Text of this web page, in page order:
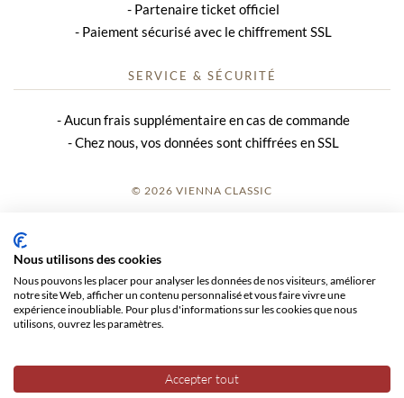
Partenaire ticket officiel
Paiement sécurisé avec le chiffrement SSL
SERVICE & SÉCURITÉ
Aucun frais supplémentaire en cas de commande
Chez nous, vos données sont chiffrées en SSL
© 2026 VIENNA CLASSIC
CGV
Nous utilisons des cookies
Nous pouvons les placer pour analyser les données de nos visiteurs, améliorer
notre site Web, afficher un contenu personnalisé et vous faire vivre une
expérience inoubliable. Pour plus d'informations sur les cookies que nous
utilisons, ouvrez les paramètres.
Accepter tout